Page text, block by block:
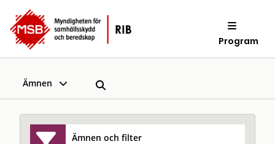
Program
Ämnen
Ämnen och filter